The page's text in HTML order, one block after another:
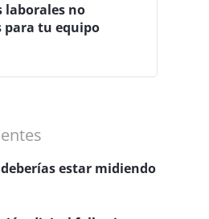
laborales no
para tu equipo
deberías estar midiendo